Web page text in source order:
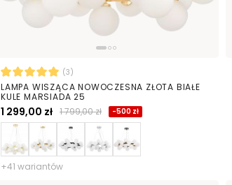
(3)
LAMPA WISZĄCA NOWOCZESNA ZŁOTA BIAŁE
KULE MARSIADA 25
1 299,00 zł 1 799,00 zł -500 zł
+41 wariantów